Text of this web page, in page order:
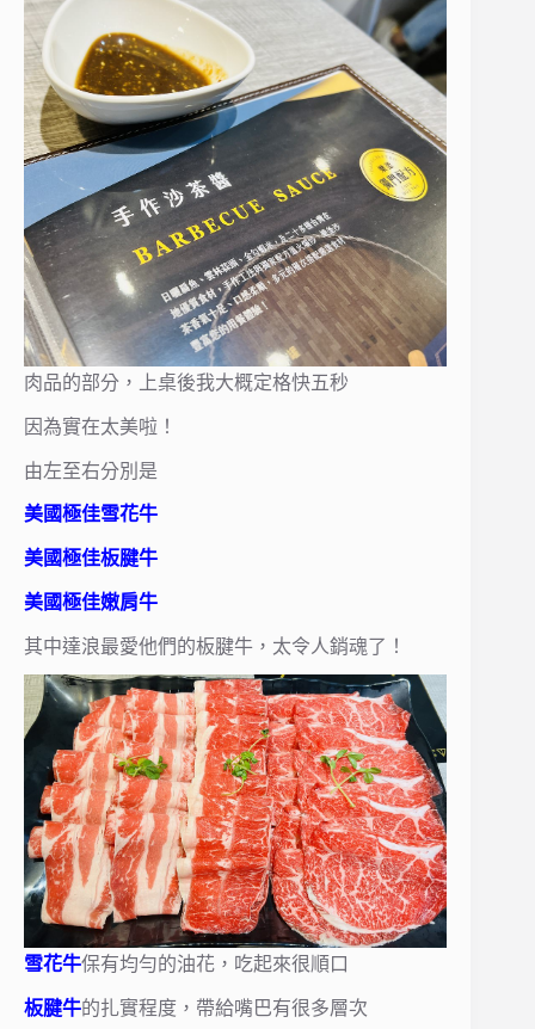
肉品的部分，上桌後我大概定格快五秒
因為實在太美啦！
由左至右分別是
美國極佳雪花牛
美國極佳板腱牛
美國極佳嫩肩牛
其中達浪最愛他們的板腱牛，太令人銷魂了！
雪花牛保有均勻的油花，吃起來很順口
板腱牛的扎實程度，帶給嘴巴有很多層次